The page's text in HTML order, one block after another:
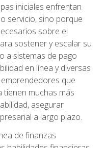
iniciales enfrentan
servicio, sino porque
sobre el
sostener y escalar su
a sistemas de pago
en línea y diversas
que
tienen muchas más
asegurar
a largo plazo.
de finanzas